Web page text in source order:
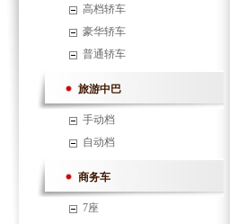
高档轿车
豪华轿车
普通轿车
旅游中巴
手动档
自动档
商务车
7座